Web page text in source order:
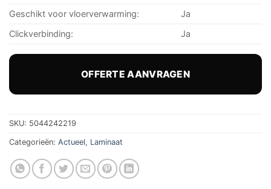
Geschikt voor vloerverwarming:
Ja
Clickverbinding:
Ja
OFFERTE AANVRAGEN
SKU: 5044242219
Categorieën: Actueel, Laminaat